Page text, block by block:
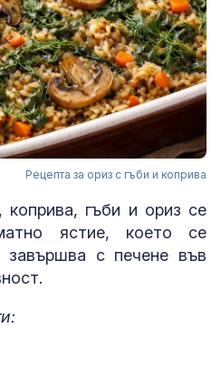
Рецепта за ориз с гъби и коприва
коприва, гъби и ориз се
ястие, което се
завършва с печене във